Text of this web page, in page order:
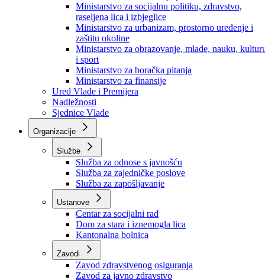
Ministarstvo za privredu
Ministarstvo za pravosuđe, upravu i radne odnose
Ministarstvo za unutrašnje poslove
Ministarstvo za socijalnu politiku, zdravstvo,
raseljena lica i izbjeglice
Ministarstvo za urbanizam, prostorno uređenje i
zaštitu okoline
Ministarstvo za obrazovanje, mlade, nauku,
i sport
Ministarstvo za boračka pitanja
Ministarstvo za finansije
Ured Vlade i Premijera
Nadležnosti
Sjednice Vlade
Organizacije
Službe
Služba za odnose s javnošću
Služba za zajedničke poslove
Služba za zapošljavanje
Ustanove
Centar za socijalni rad
Dom za stara i iznemogla lica
Kantonalna bolnica